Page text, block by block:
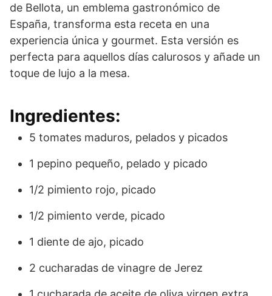
de Bellota, un emblema gastronómico de
España, transforma esta receta en una
experiencia única y gourmet. Esta versión es
perfecta para aquellos días calurosos y añade un
toque de lujo a la mesa.
Ingredientes:
5 tomates maduros, pelados y picados
1 pepino pequeño, pelado y picado
1/2 pimiento rojo, picado
1/2 pimiento verde, picado
1 diente de ajo, picado
2 cucharadas de vinagre de Jerez